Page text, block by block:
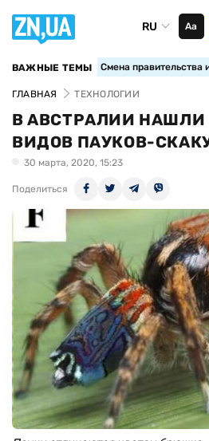
RU Аа
ВАЖНЫЕ ТЕМЫ Смена правительства
ГЛАВНАЯ ТЕХНОЛОГИИ
В АВСТРАЛИИ
ВИДОВ ПАУКОВ-
30 марта, 2020, 15:23
Поделиться